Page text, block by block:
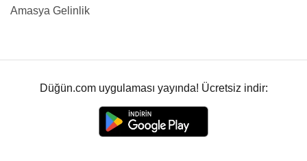
Amasya Gelinlik
Düğün.com uygulaması yayında! Ücretsiz indir: